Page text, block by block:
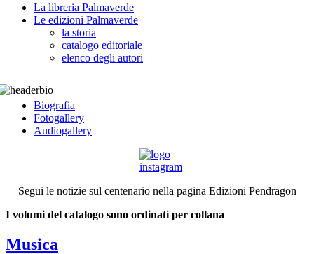
La libreria Palmaverde
Le edizioni Palmaverde
la storia
catalogo editoriale
elenco degli autori
Biografia
Fotogallery
Audiogallery
Segui le notizie sul centenario nella pagina Edizioni Pendragon
I volumi del catalogo sono ordinati per collana
Musica